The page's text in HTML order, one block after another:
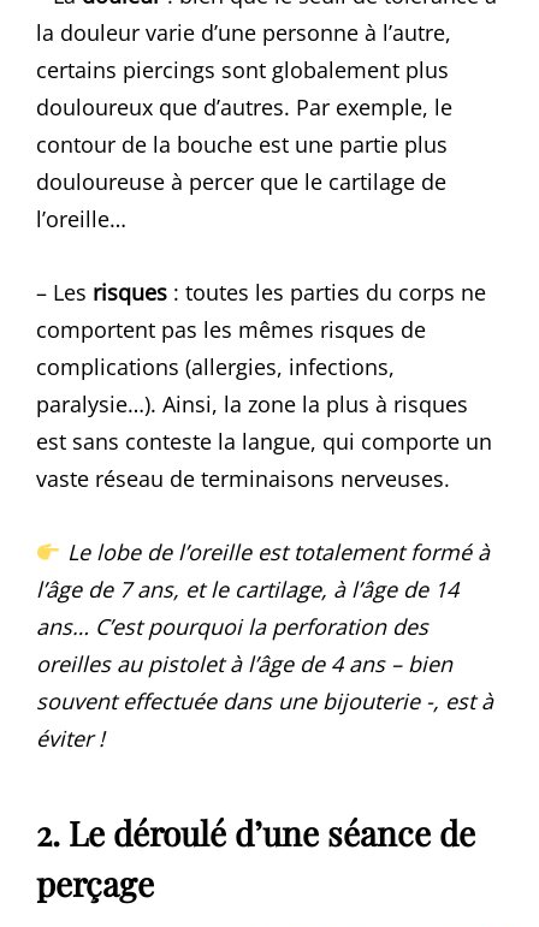
la douleur varie d’une personne à l’autre,
certains piercings sont globalement plus
douloureux que d’autres. Par exemple, le
contour de la bouche est une partie plus
douloureuse à percer que le cartilage de
l’oreille…
– Les risques : toutes les parties du corps ne
comportent pas les mêmes risques de
complications (allergies, infections,
paralysie…). Ainsi, la zone la plus à risques
est sans conteste la langue, qui comporte un
vaste réseau de terminaisons nerveuses.
Le lobe de l’oreille est totalement formé à
l’âge de 7 ans, et le cartilage, à l’âge de 14
ans… C’est pourquoi la perforation des
oreilles au pistolet à l’âge de 4 ans – bien
souvent effectuée dans une bijouterie -, est à
éviter !
2. Le déroulé d’une séance de
perçage